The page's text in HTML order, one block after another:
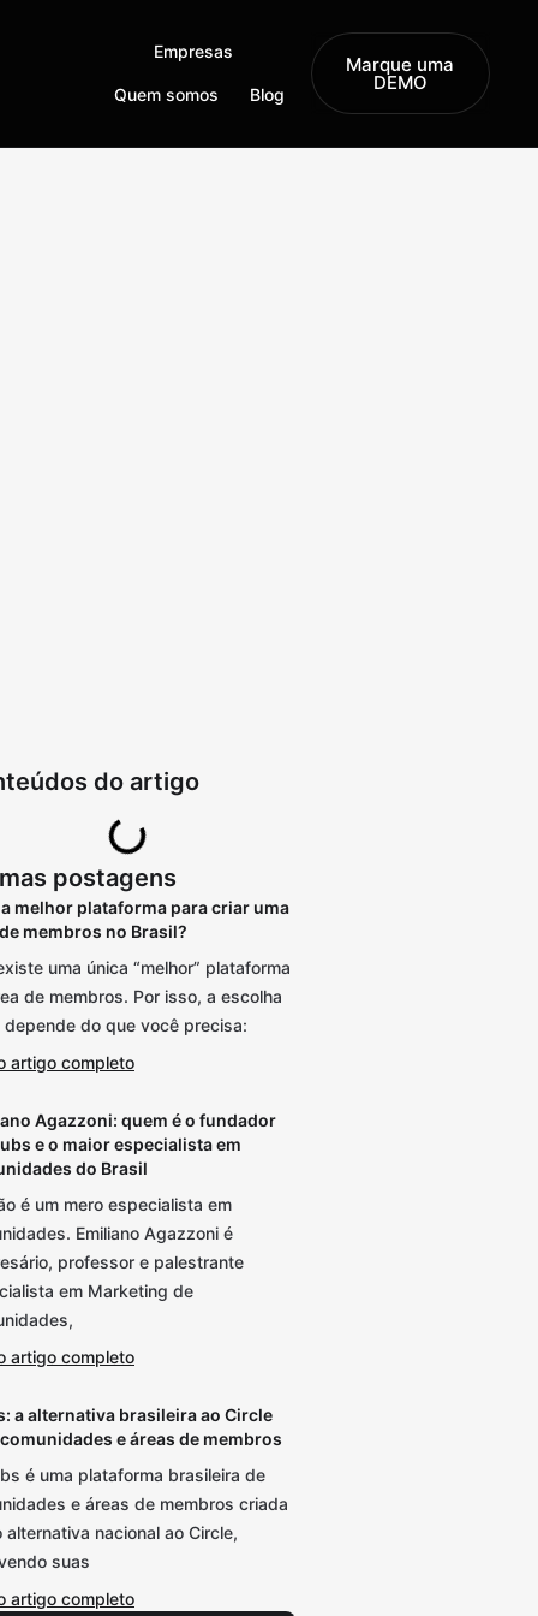
Empresas
Quem somos Blog
Marque uma
DEMO
do artigo
postagens
melhor plataforma para criar uma
membros no Brasil?
uma única “melhor” plataforma
de membros. Por isso, a escolha
depende do que você precisa:
artigo completo
Agazzoni: quem é o fundador
e o maior especialista em
do Brasil
é um mero especialista em
Emiliano Agazzoni é
professor e palestrante
em Marketing de
artigo completo
a alternativa brasileira ao Circle
e áreas de membros
é uma plataforma brasileira de
e áreas de membros criada
alternativa nacional ao Circle,
suas
artigo completo